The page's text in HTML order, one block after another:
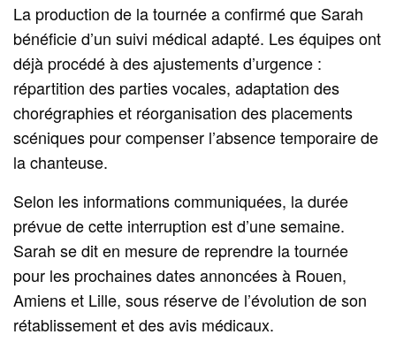
La production de la tournée a confirmé que Sarah
bénéficie d’un suivi médical adapté. Les équipes ont
déjà procédé à des ajustements d’urgence :
répartition des parties vocales, adaptation des
chorégraphies et réorganisation des placements
scéniques pour compenser l’absence temporaire de
la chanteuse.
Selon les informations communiquées, la durée
prévue de cette interruption est d’une semaine.
Sarah se dit en mesure de reprendre la tournée
pour les prochaines dates annoncées à Rouen,
Amiens et Lille, sous réserve de l’évolution de son
rétablissement et des avis médicaux.